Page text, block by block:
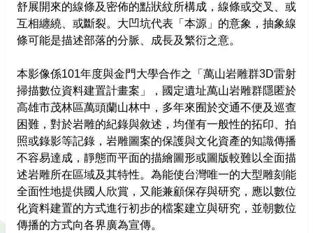
獼猴
舒展開來的線條及密佈的點狀紋所構成，線條或交叉、或
互相纏繞、或斷裂。大凹坑代表「本源」的意象，抽象線
條可能是描述部落的分脈、成長及繁衍之意。
本影像係101年度與金門大學合作之「萬山岩雕群3D雷射
掃描數位資料建置計畫案」，國定遺址萬山岩雕群隱匿於
高雄市茂林區萬頭蘭山林中，多年來囿於交通不便及巡查
困難，對於岩雕的紀錄與敘述，均僅有一般性的拓印、拍
照或錄影等記錄，岩雕圖案的保護與文化資產的知識傳播
不容易達成，靜態而平面的描繪圖形或圖版較難以全面描
述岩雕所在區域及其特性。為能使台灣唯一的大型雕刻能
全面性地提供國人欣賞，又能兼顧保存與研究，應以數位
化資料建置的方式進行初步的檔案建立與研究，並朝數位
傳播的方式向各界廣為宣傳。